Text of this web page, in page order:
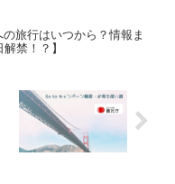
の旅行はいつから？情報ま
禁！？】